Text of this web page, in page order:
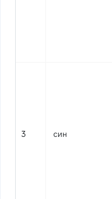
3 син